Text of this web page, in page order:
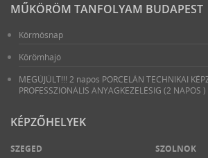
MŰKÖRÖM TANFOLYAM BUDAPEST
Körmösnap
Körömhajó
MEGÚJÚLT!!! 2 napos PORCELÁN TECHNIKAI
PROFESSZIONÁLIS ANYAGKEZELÉSIG (2 NAPOS )
KÉPZŐHELYEK
SZEGED SZOLNOK